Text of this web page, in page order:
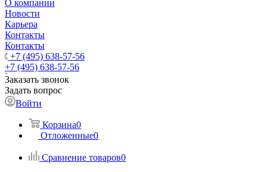
О компании
Новости
Карьера
Контакты
Контакты
+7 (495) 638-57-56
+7 (495) 638-57-56
Заказать звонок
Задать вопрос
Войти
Корзина0
Отложенные0
Сравнение товаров0